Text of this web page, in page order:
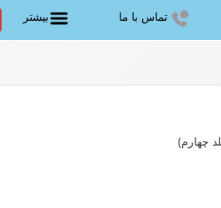
تماس با ما بیشتر